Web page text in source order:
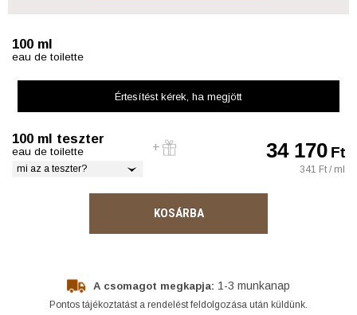
100 ml
eau de toilette
Értesítést kérek , ha megjött
100 ml teszter
eau de toilette
mi az a teszter?
34 170Ft
341 Ft / ml
KOSÁRBA
A csomagot megkapja: 1-3 munkanap
Pontos tájékoztatást a rendelést feldolgozása után küldünk.